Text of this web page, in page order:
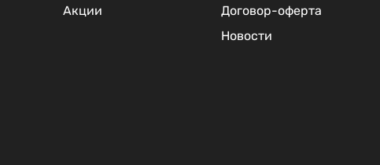
Акции
Договор-оферта
Новости